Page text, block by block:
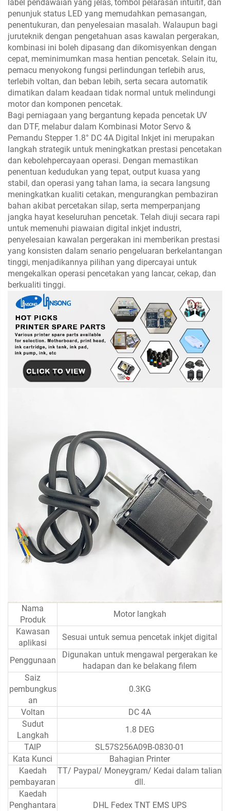
label pendawaian yang jelas, tombol pelarasan intuitif, dan
penunjuk status LED yang memudahkan pemasangan,
penentukuran, dan penyelesaian masalah. Walaupun bagi
juruteknik dengan pengetahuan asas kawalan pergerakan,
kombinasi ini boleh dipasang dan dikomisyenkan dengan
cepat, meminimumkan masa hentian pencetak. Selain itu,
pemacu menyokong fungsi perlindungan terlebih arus,
terlebih voltan, dan beban lebih, serta secara automatik
dimatikan dalam keadaan tidak normal untuk melindungi
motor dan komponen pencetak.
Bagi perniagaan yang bergantung kepada pencetak UV
dan DTF, melabur dalam Kombinasi Motor Servo &
Pemandu Stepper 1.8° DC 4A Digital Inkjet ini merupakan
langkah strategik untuk meningkatkan prestasi pencetakan
dan kebolehpercayaan operasi. Dengan memastikan
penentuan kedudukan yang tepat, output kuasa yang
stabil, dan operasi yang tahan lama, ia secara langsung
meningkatkan kualiti cetakan, mengurangkan pembaziran
bahan akibat percetakan silap, serta memperpanjang
jangka hayat keseluruhan pencetak. Telah diuji secara rapi
untuk memenuhi piawaian digital inkjet industri,
penyelesaian kawalan pergerakan ini memberikan prestasi
yang konsisten dalam senario pengeluaran berkelantangan
tinggi, menjadikannya pilihan yang dipercayai untuk
mengekalkan operasi pencetakan yang lancar, cekap, dan
berkualiti tinggi.
Nama
Produk
Motor langkah
Kawasan
aplikasi
Sesuai untuk semua pencetak inkjet digital
Penggunaan
Digunakan untuk mengawal pergerakan ke
hadapan dan ke belakang filem
Saiz
pembungkus
an
0.3KG
Voltan
DC 4A
Sudut
Langkah
1.8 DEG
TAIP
SL57S256A09B-0830-01
Kata Kunci
Bahagian Printer
Kaedah
pembayaran
TT/ Paypal/ Moneygram/ Kedai dalam talian
dll.
Kaedah
Penghantara
DHL Fedex TNT EMS UPS